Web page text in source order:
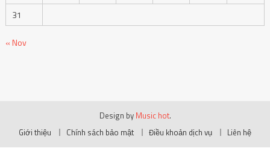
31
« Nov
Design by Music hot.
Giới thiệu
Chính sách bảo mật Điều khoản dịch vụ Liên hệ